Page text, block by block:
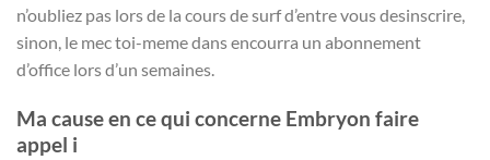
n’oubliez pas lors de la cours de surf d’entre vous desinscrire,
sinon, le mec toi-meme dans encourra un abonnement
d’office lors d’un semaines.
Ma cause en ce qui concerne Embryon faire
appel i